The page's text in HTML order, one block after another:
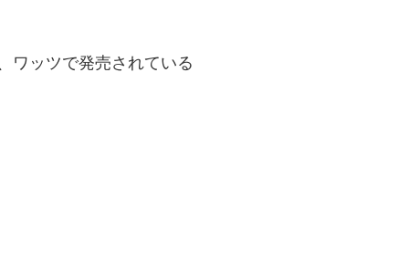
ワッツで発売されている